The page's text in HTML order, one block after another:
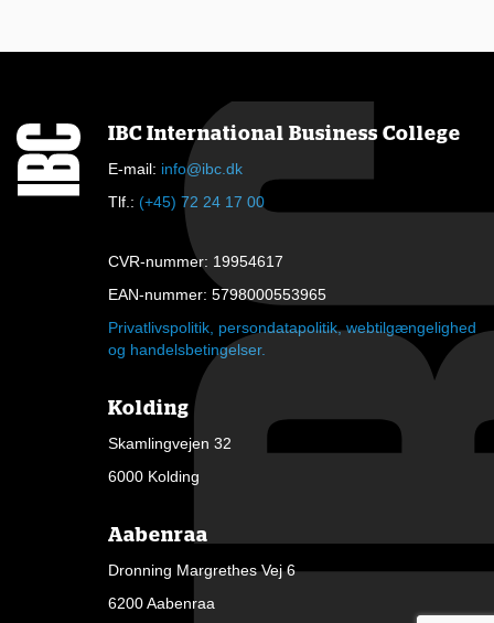
IBC International Business College
E-mail: info@ibc.dk
Tlf.: (+45) 72 24 17 00
CVR-nummer: 19954617
EAN-nummer: 5798000553965
Privatlivspolitik, persondatapolitik, webtilgængelighed
og handelsbetingelser.
Kolding
Skamlingvejen 32
6000 Kolding
Aabenraa
Dronning Margrethes Vej 6
6200 Aabenraa